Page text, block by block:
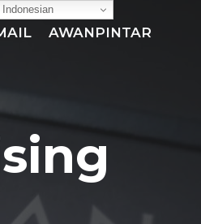
AWANPINTAR
Indonesian